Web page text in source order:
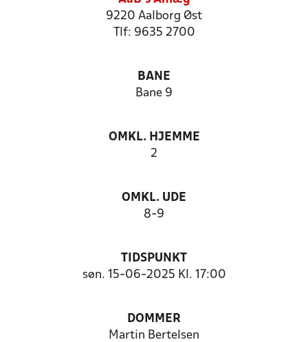
9220 Aalborg Øst
Tlf: 9635 2700
BANE
Bane 9
OMKL. HJEMME
2
OMKL. UDE
8-9
TIDSPUNKT
søn. 15-06-2025 Kl. 17:00
DOMMER
Martin Bertelsen